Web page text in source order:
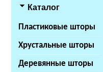
Каталог
Пластиковые шторы
Хрустальные шторы
Деревянные шторы